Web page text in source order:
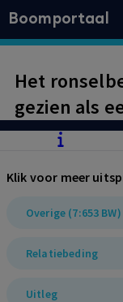
Boomportaal
Het
gezien als
van de
werkzaam
artikel 7:653
Klik voor meer
Overige (7:653 BW)
Relatiebeding
Uitleg